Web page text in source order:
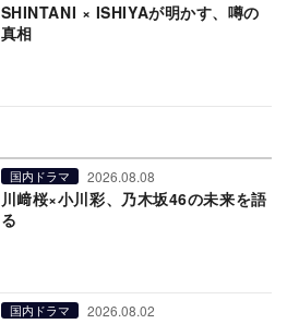
SHINTANI × ISHIYAが明かす、噂の
真相
国内ドラマ 2026.08.08
川﨑桜×小川彩、乃木坂46の未来を語
る
国内ドラマ 2026.08.02